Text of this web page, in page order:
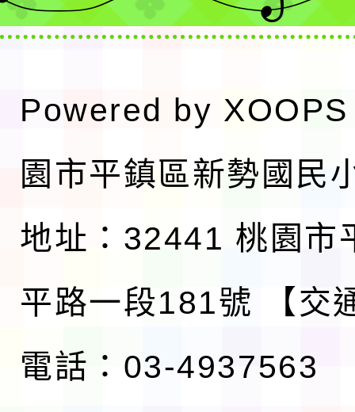
Powered by XOOPS
園市平鎮區新勢國民
地址：32441 桃園市
平路一段181號
【交
電話：03-4937563